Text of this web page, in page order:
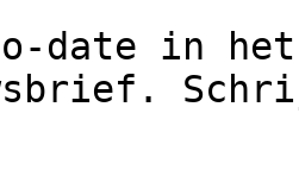
date in het